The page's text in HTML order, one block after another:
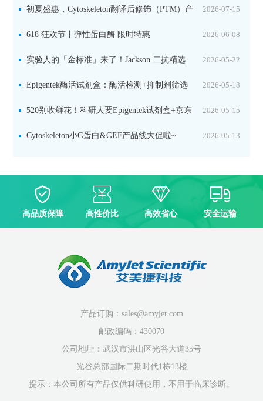
2026-07-15
初夏盛惠，Cytoskeleton翻译后修饰（PTM）产
品线放价啦！ 2026-06-08
618 狂欢节丨弹性蛋白酶 限时特惠
2026-05-22
实验人的「金标准」来了！Jackson 二抗精选
限时一口价，手慢无！ 2026-05-18
Epigentek酶活试剂盒：酶活检测+抑制剂筛选
双赋能，下单即赠京东卡 2026-05-15
520别收鲜花！科研人要Epigentek试剂盒+京东
卡！ 2026-05-13
Cytoskeleton小G蛋白&GEF产品线大促啦~
高品质保障 高性价比 高效省心 安全运输
产品订购：sales@amyjet.com
邮政编码：430070
公司地址：武汉市洪山区光谷大道35号
光谷总部国际二期时代1栋13楼
提示：本公司所有产品仅供科研使用，不用于临床诊断。